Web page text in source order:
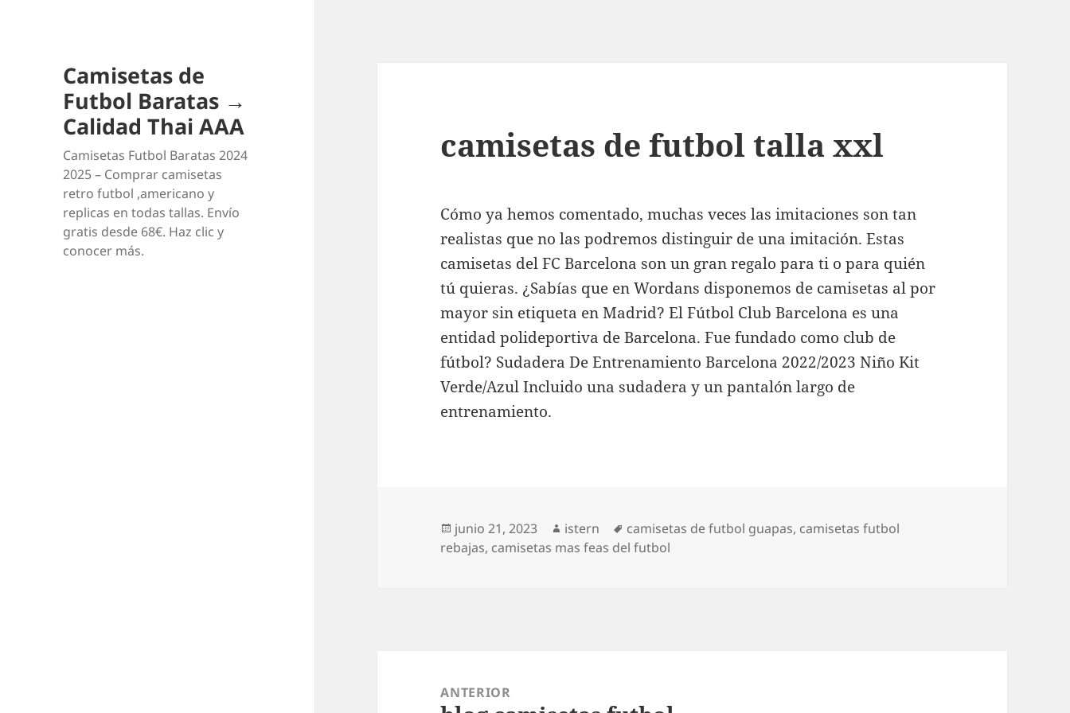
Camisetas de
Futbol Baratas →
Calidad Thai AAA
Camisetas Futbol Baratas 2024
2025 – Comprar camisetas
retro futbol ,americano y
replicas en todas tallas. Envío
gratis desde 68€. Haz clic y
conocer más.
camisetas de futbol talla xxl
Cómo ya hemos comentado, muchas veces las imitaciones son tan
realistas que no las podremos distinguir de una imitación. Estas
camisetas del FC Barcelona son un gran regalo para ti o para quién
tú quieras. ¿Sabías que en Wordans disponemos de camisetas al por
mayor sin etiqueta en Madrid? El Fútbol Club Barcelona es una
entidad polideportiva de Barcelona. Fue fundado como club de
fútbol? Sudadera De Entrenamiento Barcelona 2022/2023 Niño Kit
Verde/Azul Incluido una sudadera y un pantalón largo de
entrenamiento.
Publicado
el
junio 21, 2023 Autor
istern Etiquetas
camisetas de futbol guapas, camisetas futbol
rebajas, camisetas mas feas del futbol
ANTERIOR